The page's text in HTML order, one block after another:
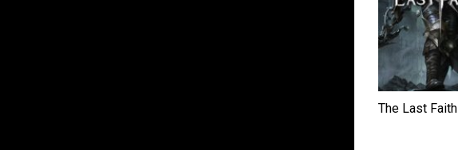
The Last Faith